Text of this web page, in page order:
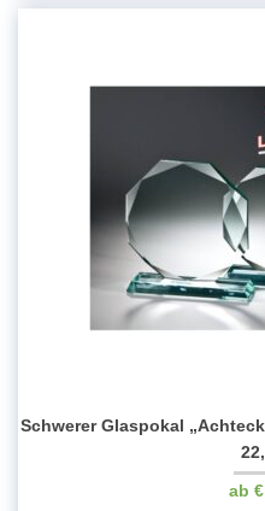
Schwerer Glaspokal
€